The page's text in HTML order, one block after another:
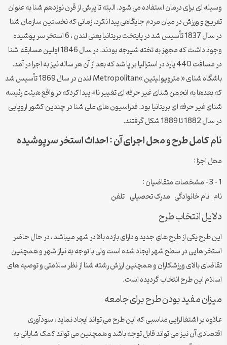
وسیله ای برای درمان استفاده می شود. البته تا پیش از قرن نوزدهم شنا به عنوان
تفریح و ورزش در میان مردم جایگاهی پیدا نکرد. زمانی که نخستین سازمان شنا
در سال 1837 تأسیس شد در پایتخت بریتانیا یعنی لندن ، 6 استخر سر پوشیده
وجود داشت که مجهز به تخته شیرجه بودند. در سال 1846 اولین مسابقه شنا
در مسافت 440 یارد در استرالیا بر پا شد که بعد از آن هر ساله نیز به اجرا در آمد.
باشگاه شنای « متروپولیتین »Metropolitan لندن در سال 1869 تأسیس شد
که بعدها به انجمن شنای غیر حرفه ای تغییر نام پیدا کردکه در واقع هیئت رئیسه
شنای غیر حرفه ای بریتانیا بود. فدراسیون های ملی شنا در چندین کشور اروپایی
در سال 1882 تا 1889 شکل گرفتند.
نام کامل طرح و محل اجرای آن : احداث استخر سرپوشیده
محل اجزا :
1 – 3 – مشخصات متقاضیان :
نام نام خانوادگی مدرک تحصیلی تلفن
دلایل انتخاب طرح
این طرح یکی از طرح های جدید و دارای بازده بالا در شهر میباشد ، در حال حاضر
استخر هایی در سطح شهر ایجاد شده است ولی با توجه به نیاز شهر و همچنین
تقاضای بالای ورزشکاران و همچنین ارزش رشته شنا از نظر سلامتی و توصیه های
اسلام این طرح انتخاب گردیده است.
میزان مفید بودن طرح برای جامعه
علاوه بر اشتغالزایی مناسبی که این طرح می تواند ایجاد نماید ، سودآوری
اقتصادی آن نیز می تواند قابل توجه باشد و همچنین می تواند کمک شایانی به